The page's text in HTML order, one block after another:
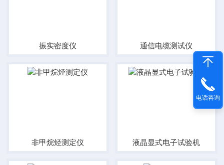
振实密度仪 通信电缆测试仪
非甲烷烃测定仪 液晶显式电子试验机
电话咨询